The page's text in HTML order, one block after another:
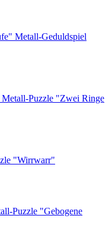
Metall-Geduldspiel
Metall-Puzzle "Zwei Ringe
"Wirrwarr"
Puzzle "Gebogene